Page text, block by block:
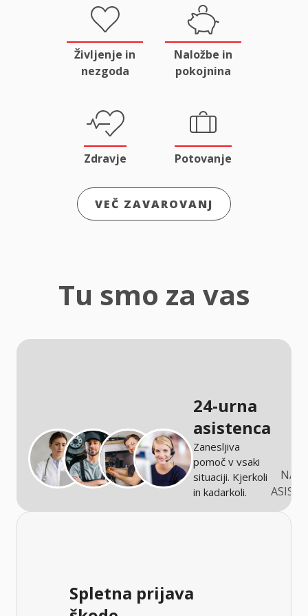
Življenje in
nezgoda
Naložbe in
pokojnina
Zdravje Potovanje
VEČ ZAVAROVANJ
Tu smo za vas
24-urna
asistenca
Zanesljiva
pomoč v vsaki
situaciji. Kjerkoli
in kadarkoli.
Spletna prijava